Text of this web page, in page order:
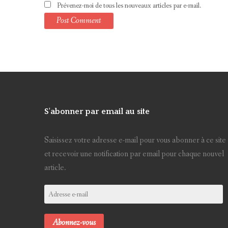
Prévenez-moi de tous les nouveaux articles par e-mail.
S'abonner par email au site
Saisissez votre adresse e-mail pour vous abonner à ce site
et recevoir une notification par email pour chaque nouvel
article.
Adresse
Abonnez-vous